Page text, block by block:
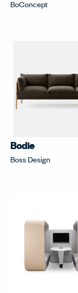
BoConcept
Bodie
Boss Design